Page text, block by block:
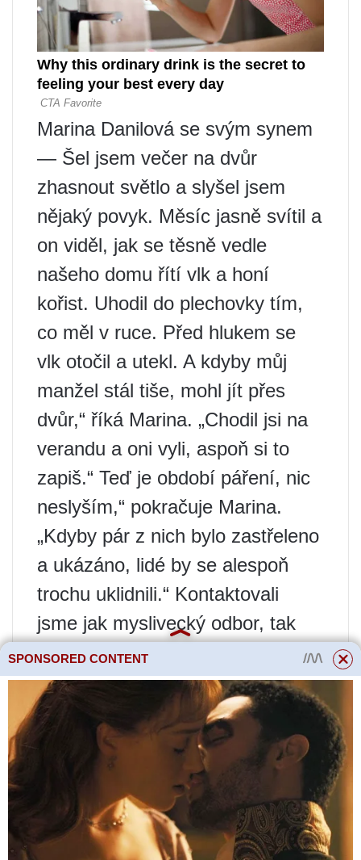
Marina Danilová se svým synem
— Šel jsem večer na dvůr
zhasnout světlo a slyšel jsem
nějaký povyk. Měsíc jasně svítil a
on viděl, jak se těsně vedle
našeho domu řítí vlk a honí
kořist. Uhodil do plechovky tím,
co měl v ruce. Před hlukem se
vlk otočil a utekl. A kdyby můj
manžel stál tiše, mohl jít přes
dvůr,“ říká Marina. „Chodil jsi na
verandu a oni vyli, aspoň si to
zapiš.“ Teď je období páření, nic
neslyším,“ pokračuje Marina.
„Kdyby pár z nich bylo zastřeleno
a ukázáno, lidé by se alespoň
trochu uklidnili.“ Kontaktovali
jsme jak myslivecký odbor, tak
policii. Odpověď zní: „Jaký je
zázrak potkat vlka v přírodě.“ Ale
jedna věc je v přírodě a druhá
věc na vašem vlastním dvoře.
Pošlete děti do školy – na
autobusové zastávce je ráno tma.
Ze Staraya Gazba je to na
zastávku dlouhá procházka,
SPONSORED CONTENT